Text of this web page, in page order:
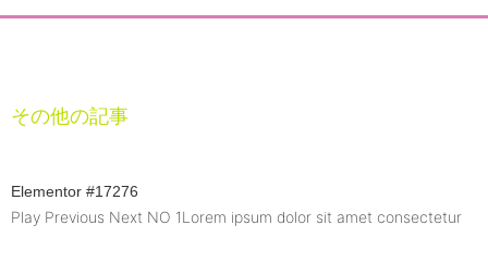
その他の記事
Elementor #17276
Play Previous Next NO 1Lorem ipsum dolor sit amet consectetur